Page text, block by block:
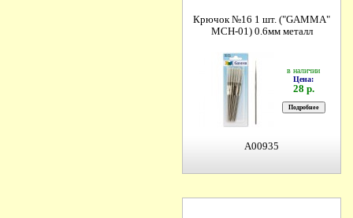
Крючок №16 1 шт. ("GAMMA"
MCH-01) 0.6мм металл
в наличии
Цена:
28 р.
A00935